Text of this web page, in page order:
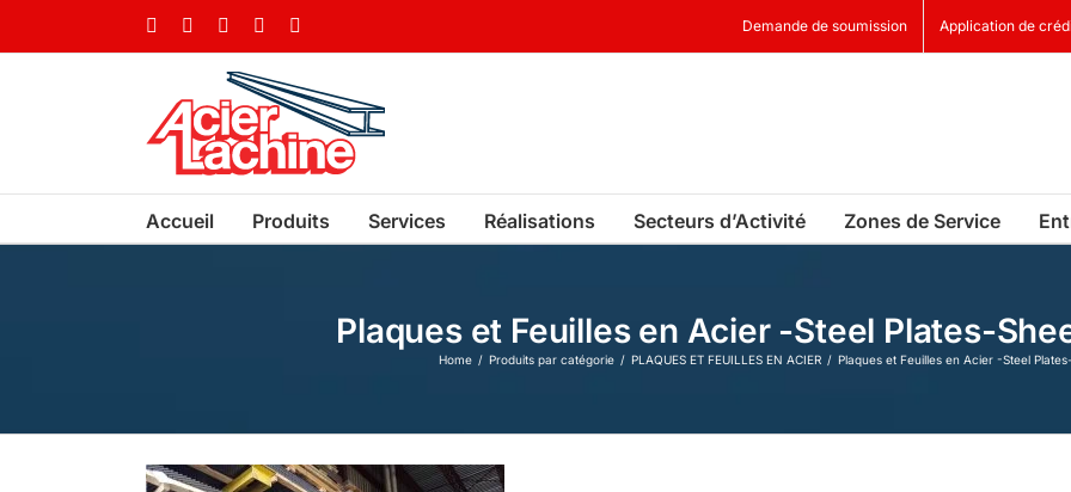
FacebookLinkedIn YouTube Demande de soumission Application de
Accueil Produits Services Réalisations Secteurs d’Activité Zones de Service
Plaques et Feuilles en Acier -Steel Plates-
Home Produits par catégorie PLAQUES ET FEUILLES EN ACIER Plaques et Feuilles en Acier -Steel